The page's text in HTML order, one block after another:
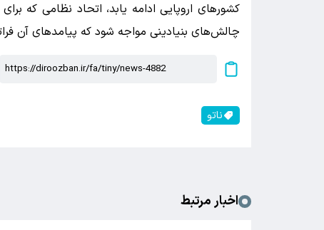
کشورهای اروپایی ادامه یابد، اتحاد نظامی
چالش‌های بنیادینی مواجه شود که پیامدهای آن
ناتو
اخبار مرتبط